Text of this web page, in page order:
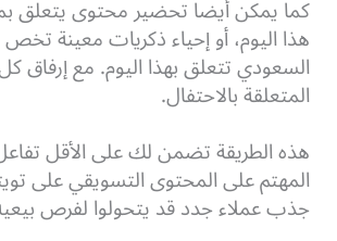
كما يمكن أيضاً تحضير محتوى يتعلق
هذا اليوم، أو إحياء ذكريات معينة
السعودي تتعلق بهذا اليوم. مع إرفاق
المتعلقة بالاحتفال.
هذه الطريقة تضمن لك على الأقل
المهتم على المحتوى التسويقي على
جذب عملاء جدد قد يتحولوا لفرص